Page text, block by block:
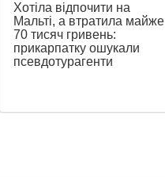
Хотіла відпочити на
Мальті, а втратила майже
70 тисяч гривень:
прикарпатку ошукали
псевдотурагенти